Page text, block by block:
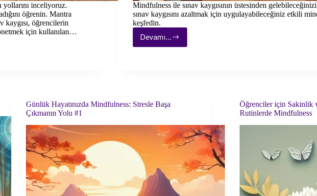
yollarını inceliyoruz.
öğrenin. Mantra
kaygısı, öğrencilerin
için kullanılan…
Mindfulness ile sınav kaygısının üstesinden
sınav kaygısını azaltmak için uygulayabileceğiniz etkili
keşfedin.
Devamı...Mindfulness
ile
Günlük Hayatınızda Mindfulness: Stresle Başa
Çıkmanın Yolu #1
Öğrenciler için Sakinlik
Rutinlerde Mindfulness